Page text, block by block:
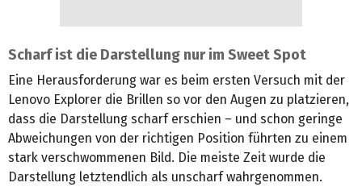
Scharf ist die Darstellung nur im Sweet Spot
Eine Herausforderung war es beim ersten Versuch mit der
Lenovo Explorer die Brillen so vor den Augen zu platzieren,
dass die Darstellung scharf erschien – und schon geringe
Abweichungen von der richtigen Position führten zu einem
stark verschwommenen Bild. Die meiste Zeit wurde die
Darstellung letztendlich als unscharf wahrgenommen.